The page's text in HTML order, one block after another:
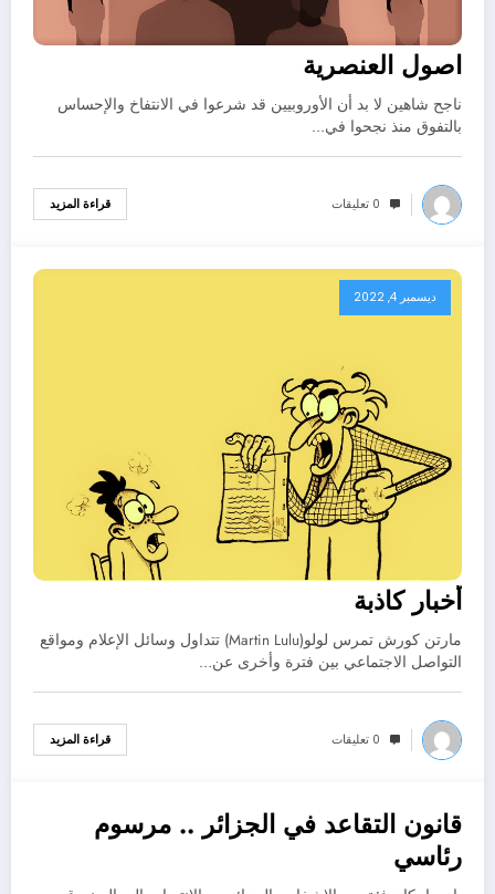
اصول العنصرية
ناجح شاهين لا بد أن الأوروبيين قد شرعوا في الانتفاخ والإحساس
بالتفوق منذ نجحوا في…
0 تعليقات قراءة المزيد
ديسمبر 4, 2022
أخبار كاذبة
مارتن كورش تمرس لولو(Martin Lulu) تتداول وسائل الإعلام ومواقع
التواصل الاجتماعي بين فترة وأخرى عن…
0 تعليقات قراءة المزيد
ديسمبر 4, 2022
قانون التقاعد في الجزائر .. مرسوم
رئاسي